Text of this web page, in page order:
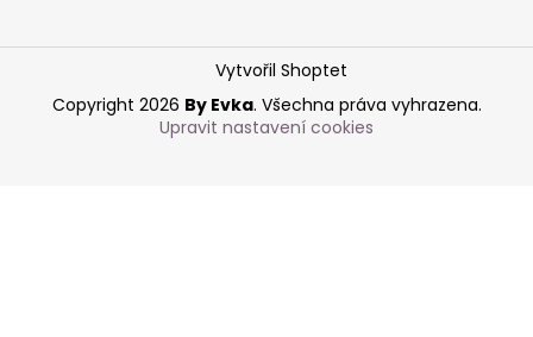
Vytvořil Shoptet
Copyright 2026 By Evka. Všechna práva vyhrazena.
Upravit nastavení cookies